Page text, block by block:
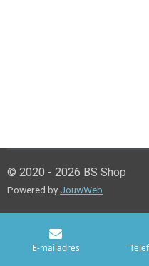
© 2020 - 2026 BS Shop
Powered by JouwWeb
E-mailadres